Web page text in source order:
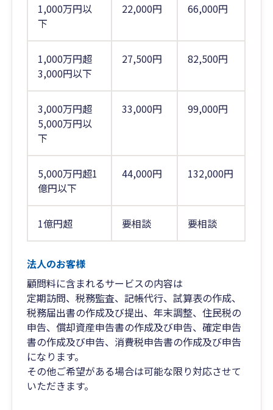
1,000万円以
下
22,000円 66,000円
1,000万円超
3,000円以下
27,500円 82,500円
3,000万円超
5,000万円以
下
33,000円 99,000円
5,000万円超1
億円以下
44,000円 132,000円
1億円超 要相談 要相談
法人のお客様
顧問料に含まれるサービスの内容は
定期訪問、税務監査、記帳代行、試算表の作成、
税務届出書の作成及び提出、年末調整、住民税の
申告、償却資産申告書の作成及び申告、確定申告
書の作成及び申告、消費税申告書の作成及び申告
になります。
その他ご希望がある場合は可能な限り対応させて
いただきます。